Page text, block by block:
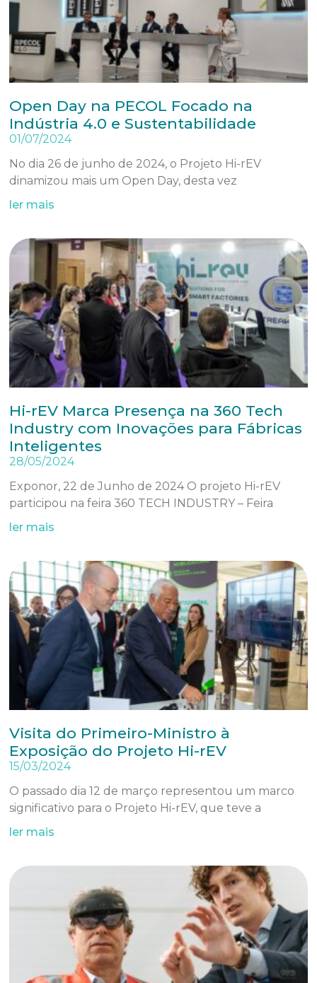
Open Day na PECOL Focado na
Indústria 4.0 e Sustentabilidade
01/07/2024
No dia 26 de junho de 2024, o Projeto Hi-rEV
dinamizou mais um Open Day, desta vez
ler mais
Hi-rEV Marca Presença na 360 Tech
Industry com Inovações para Fábricas
Inteligentes
28/05/2024
Exponor, 22 de Junho de 2024 O projeto Hi-rEV
participou na feira 360 TECH INDUSTRY – Feira
ler mais
Visita do Primeiro-Ministro à
Exposição do Projeto Hi-rEV
15/03/2024
O passado dia 12 de março representou um marco
significativo para o Projeto Hi-rEV, que teve a
ler mais